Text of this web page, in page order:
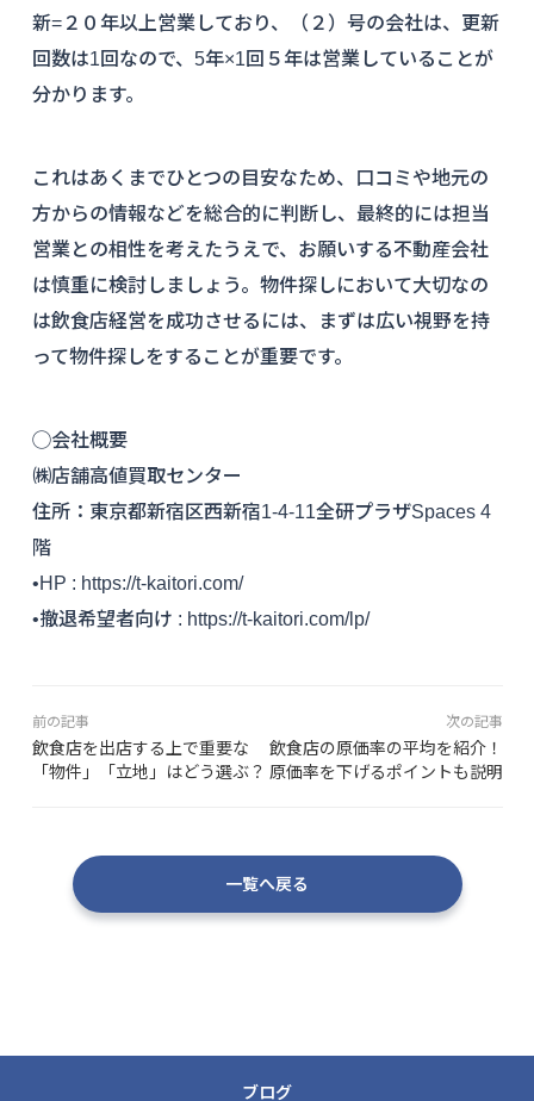
新=２０年以上営業しており、（２）号の会社は、更新
回数は1回なので、5年×1回５年は営業していることが
分かります。
これはあくまでひとつの目安なため、口コミや地元の
方からの情報などを総合的に判断し、最終的には担当
営業との相性を考えたうえで、お願いする不動産会社
は慎重に検討しましょう。物件探しにおいて大切なの
は飲食店経営を成功させるには、まずは広い視野を持
って物件探しをすることが重要です。
◯会社概要
㈱店舗高値買取センター
住所：東京都新宿区西新宿1-4-11全研プラザSpaces 4
階
•HP : https://t-kaitori.com/
•撤退希望者向け : https://t-kaitori.com/lp/
前の記事
飲食店を出店する上で重要な
「物件」「立地」はどう選ぶ？
次の記事
飲食店の原価率の平均を紹介！
原価率を下げるポイントも説明
一覧へ戻る
ブログ